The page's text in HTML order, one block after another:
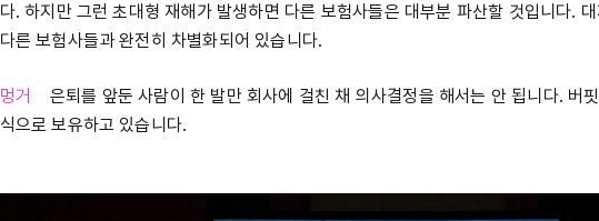
다. 하지만 그런 초대형 재해가 발생하면 다른 보험사들은 대부분 파산할 것입니다.
다른 보험사들과 완전히 차별화되어 있습니다.
멍거
은퇴를 앞둔 사람이 한 발만 회사에 걸친 채 의사결정을 해서는 안 됩니다. 버
식으로 보유하고 있습니다.